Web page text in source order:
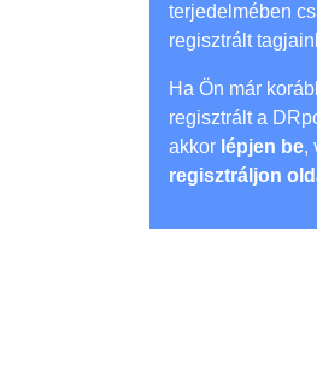
terjedelmében
regisztrált
Ha Ön már
regisztrált a
akkor lépjen be,
regisztráljon